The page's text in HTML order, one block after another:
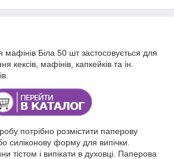
Біла 50 шт застосовується для
кексів, мафінів, капкейків та ін.
потрібно розмістити паперову
силіконову форму для випічки.
тістом і випікати в духовці. Паперова